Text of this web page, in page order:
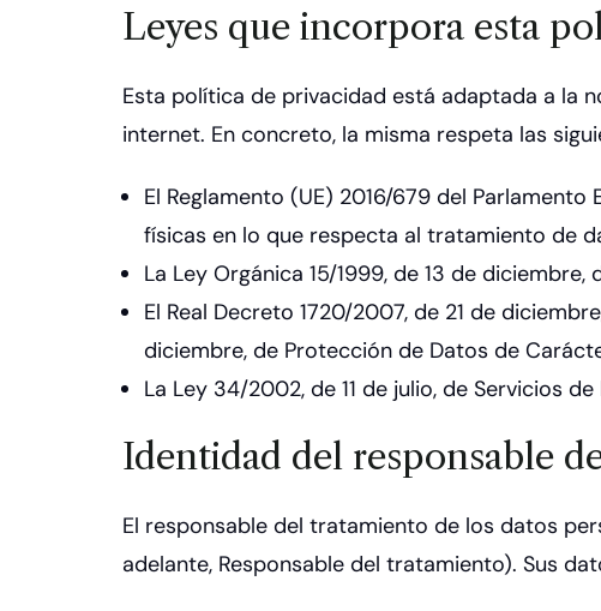
Leyes que incorpora esta
Esta política de privacidad está adaptada a la
internet. En concreto, la misma respeta las
El Reglamento (UE) 2016/679 del
físicas en lo que respecta al tratamiento de
La Ley Orgánica 15/1999, de 13 de
El Real Decreto 1720/2007, de 21 de
diciembre, de Protección de Datos de
La Ley 34/2002, de 11 de julio, de Servicios
Identidad del responsable
El responsable del tratamiento de los datos
adelante, Responsable del tratamiento). Sus